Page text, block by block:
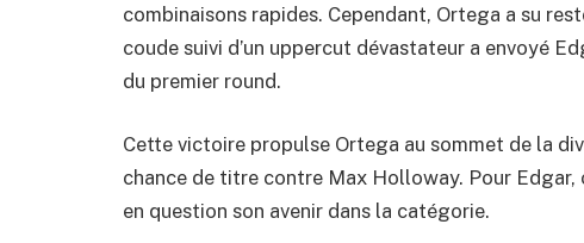
combinaisons rapides. Cependant, Ortega a su
coude suivi d’un uppercut dévastateur a envoyé
du premier round.
Cette victoire propulse Ortega au sommet de la
chance de titre contre Max Holloway. Pour
en question son avenir dans la catégorie.